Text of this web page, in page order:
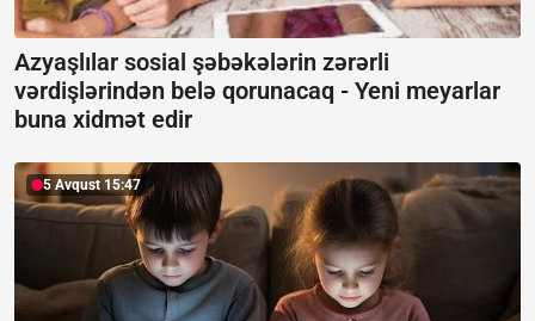
Azyaşlılar sosial şəbəkələrin zərərli
vərdişlərindən belə qorunacaq - Yeni meyarlar
buna xidmət edir
5 Avqust 15:47